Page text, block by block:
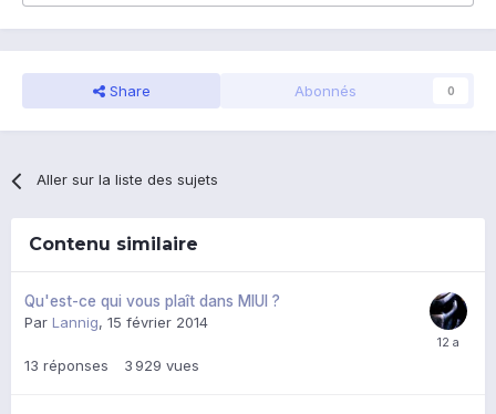
Share Abonnés 0
Aller sur la liste des sujets
Contenu similaire
Qu'est-ce qui vous plaît dans MIUI ?
Par Lannig, 15 février 2014
13 réponses 3 929 vues